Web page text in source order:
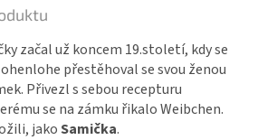
začal už koncem 19.století, kdy se
přestěhoval se svou ženou
Přivezl s sebou recepturu
se na zámku řikalo Weibchen.
jakoSamička.